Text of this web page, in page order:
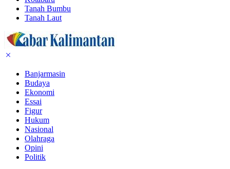
Tanah Bumbu
Tanah Laut
Banjarmasin
Budaya
Ekonomi
Essai
Figur
Hukum
Nasional
Olahraga
Opini
Politik